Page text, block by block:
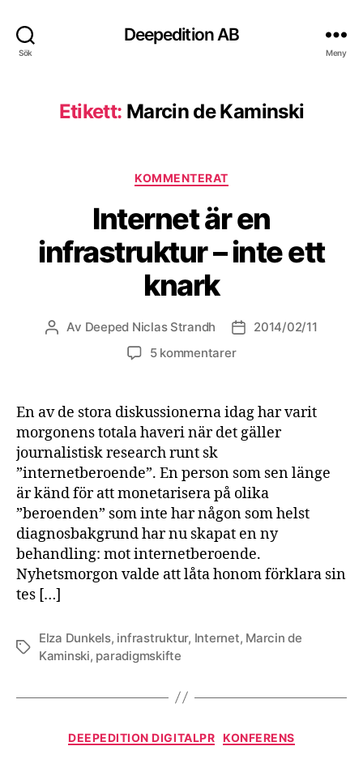
Sök
Deepedition AB
Meny
Etikett: Marcin de Kaminski
Kategorier
KOMMENTERAT
Internet är en
infrastruktur – inte ett
knark
Inläggsförfattare
Av Deeped Niclas Strandh Inläggsdatum
2014/02/11
5 kommentarer
En av de stora diskussionerna idag har varit
morgonens totala haveri när det gäller
journalistisk research runt sk
”internetberoende”. En person som sen länge
är känd för att monetarisera på olika
”beroenden” som inte har någon som helst
diagnosbakgrund har nu skapat en ny
behandling: mot internetberoende.
Nyhetsmorgon valde att låta honom förklara sin
tes […]
Etiketter
Elza Dunkels, infrastruktur, Internet, Marcin de
Kaminski, paradigmskifte
Kategorier
DEEPEDITION DIGITALPR KONFERENS